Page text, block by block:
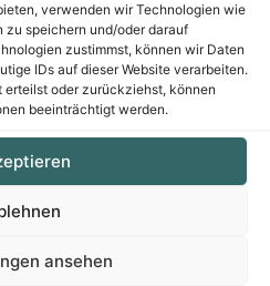
verwenden wir Technologien wie
zu speichern und/oder darauf
zustimmst, können wir Daten
IDs auf dieser Website verarbeiten.
erteilst oder zurückziehst, können
beeinträchtigt werden.
ansehen